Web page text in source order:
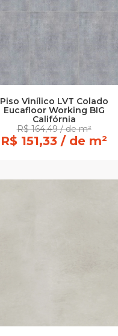
Piso Vinílico LVT Colado
Eucafloor Working BIG
Califórnia
R$ 164,49 / de m²
R$ 151,33 / de m²